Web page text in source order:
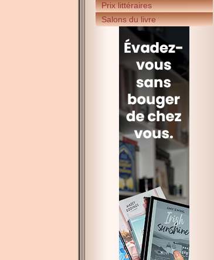
Prix littéraires
Salons du livre